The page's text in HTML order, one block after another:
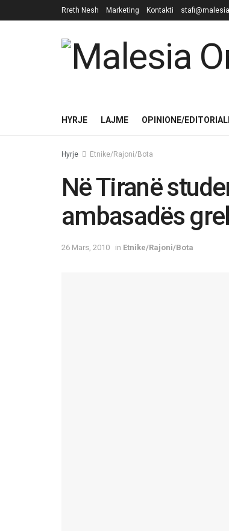
Rreth Nesh Marketing Kontakti
HYRJE LAJME OPINIONE/
Hyrje Etnike/Rajoni/Bota
Në Tiranë
ambasadës
26 Mars, 2010 in Etnike/Rajoni/Bota